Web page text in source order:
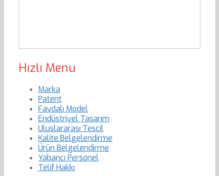
Hızlı Menu
Marka
Patent
Faydalı Model
Endüstriyel Tasarım
Uluslararası Tescil
Kalite Belgelendirme
Ürün Belgelendirme
Yabancı Personel
Telif Hakkı